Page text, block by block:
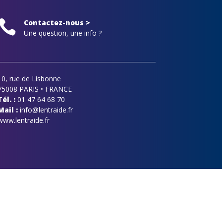
Contactez-nous >
Une question, une info ?
rue de Lisbonne
PARIS • FRANCE
:01 47 64 68 70
: info@lentraide.fr